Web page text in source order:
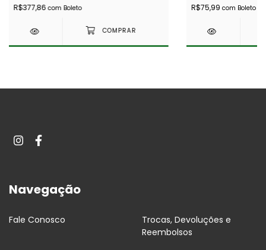
R$377,86com Boleto R$75,99 com Boleto
Navegação
Fale Conosco
Trocas, Devoluções e
Reembolsos